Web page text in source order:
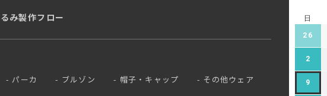
み製作フロー
パーカ ブルゾン 帽子・キャップ その他ウェア
日
26
2
9